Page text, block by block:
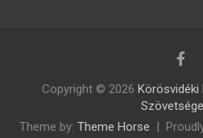
Copyright © 2026
Szövetsége
Theme by: Theme Horse